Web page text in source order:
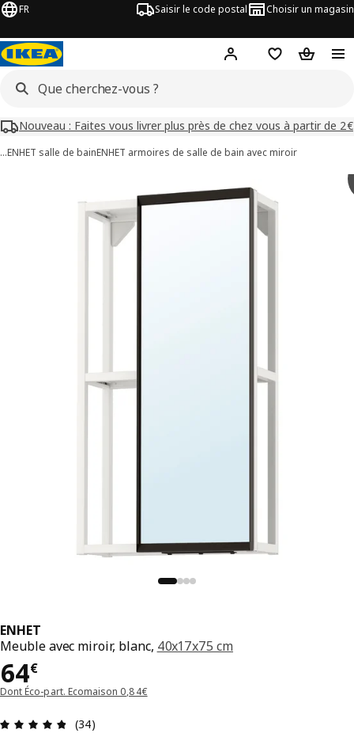
FR Saisir le code postal Choisir un magasin
Mon compteFavorisPanier
Nouveau : Faites vous livrer plus près de chez vous à partir de 2€
…ENHET salle de bainENHET armoires de salle de bain avec miroir
ENHET
Meuble avec miroir, blanc, 40x17x75 cm
64€
Prix 64€
Dont Éco-part. Ecomaison 0,84€
Avis: 4.8 sur 5 étoiles Nombre total d'avis: 34
(34)